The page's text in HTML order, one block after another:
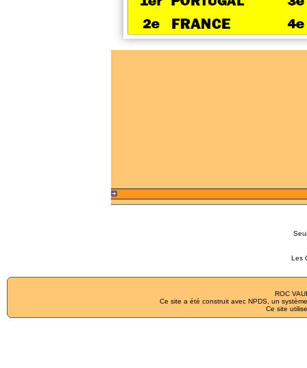
Les
ROC
Ce site a été construit avec NPDS , un
Ce site